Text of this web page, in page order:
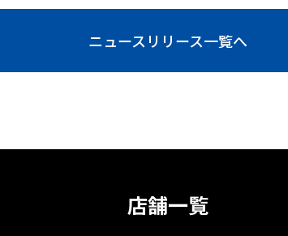
ニュースリリース一覧へ
店舗一覧